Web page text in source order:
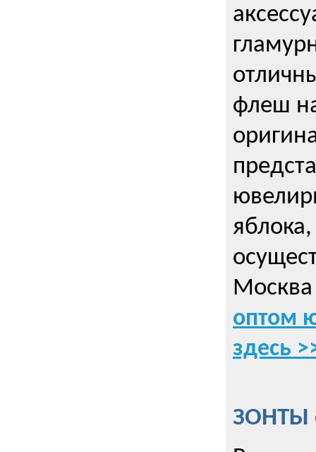
флеш
Москва
оптом
здесь
ЗОНТЫ